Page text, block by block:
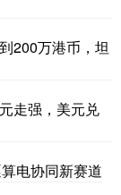
200万港币，坦
走强，美元兑
电协同新赛道